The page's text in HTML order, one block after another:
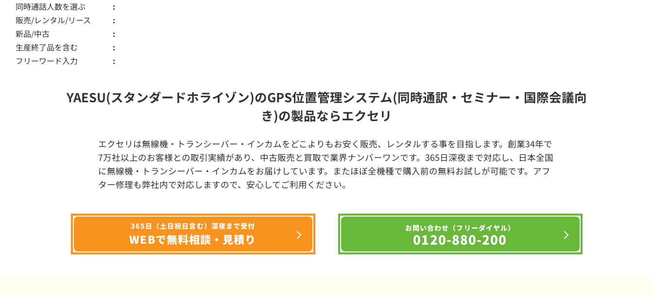
同時通話人数を選ぶ
販売/レンタル/リース
新品/中古
生産終了品を含む
フリーワード入力
YAESU(スタンダードホライゾン)のGPS位置管理システム(同時通訳・セミナー・国際会議向
き)の製品ならエクセリ
エクセリは無線機・トランシーバー・インカムをどこよりもお安く販売、レンタルする事を目指します。創業34年で
7万社以上のお客様との取引実績があり、中古販売と買取で業界ナンバーワンです。365日深夜まで対応し、日本全国
に無線機・トランシーバー・インカムをお届けしています。またほぼ全機種で購入前の無料お試しが可能です。アフ
ター修理も弊社内で対応しますので、安心してご利用ください。
365日（土日祝日含む）深夜まで受付
WEBで無料相談・見積り
お問い合わせ（フリーダイヤル）
0120-880-200